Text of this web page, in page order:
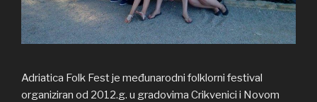
Adriatica Folk Fest je međunarodni folklorni festival
organiziran od 2012.g. u gradovima Crikvenici i Novom